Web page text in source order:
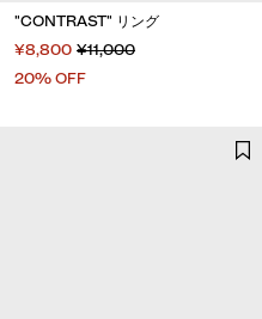
"CONTRAST" リング
¥8,800 ¥11,000
20% OFF